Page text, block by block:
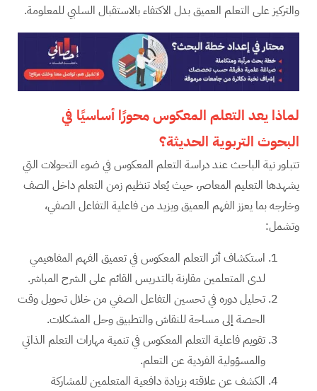
والتركيز على التعلم العميق بدل الاكتفاء بالاستقبال السلبي للمعلومة.
لماذا يعد التعلم المعكوس محورًا أساسيًا في
البحوث التربوية الحديثة؟
تتبلور نية الباحث عند دراسة التعلم المعكوس في ضوء التحولات التي
يشهدها التعليم المعاصر، حيث يُعاد تنظيم زمن التعلم داخل الصف
وخارجه بما يعزز الفهم العميق ويزيد من فاعلية التفاعل الصفي،
وتشمل:
استكشاف أثر التعلم المعكوس في تعميق الفهم المفاهيمي
لدى المتعلمين مقارنة بالتدريس القائم على الشرح المباشر.
تحليل دوره في تحسين التفاعل الصفي من خلال تحويل وقت
الحصة إلى مساحة للنقاش والتطبيق وحل المشكلات.
تقويم فاعلية التعلم المعكوس في تنمية مهارات التعلم الذاتي
والمسؤولية الفردية عن التعلم.
الكشف عن علاقته بزيادة دافعية المتعلمين للمشاركة